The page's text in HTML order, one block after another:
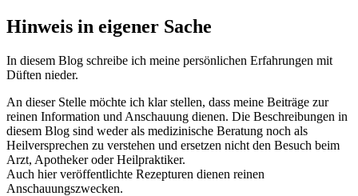
Hinweis in eigener Sache
In diesem Blog schreibe ich meine persönlichen Erfahrungen mit
Düften nieder.
An dieser Stelle möchte ich klar stellen, dass meine Beiträge zur
reinen Information und Anschauung dienen. Die Beschreibungen in
diesem Blog sind weder als medizinische Beratung noch als
Heilversprechen zu verstehen und ersetzen nicht den Besuch beim
Arzt, Apotheker oder Heilpraktiker.
Auch hier veröffentlichte Rezepturen dienen reinen
Anschauungszwecken.